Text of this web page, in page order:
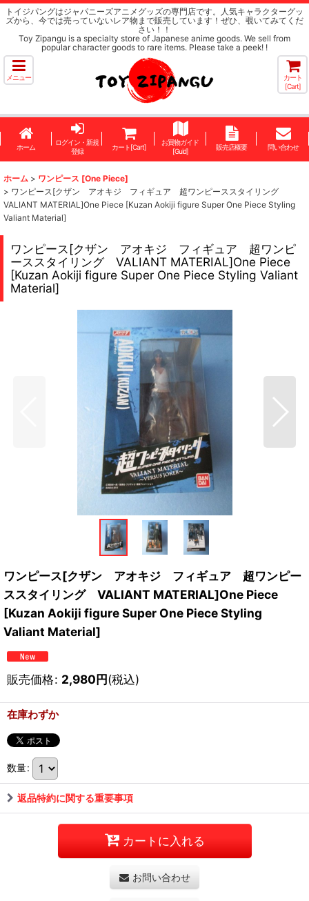
トイジパングはジャパニーズアニメグッズの専門店です。人気キャラクターグッ
ズから、今では売っていないレア物まで販売しています！ぜひ、覗いてみてくだ
さい！！
Toy Zipangu is a specialty store of Japanese anime goods. We sell from
popular character goods to rare items. Please take a peek! !
メニュー
カート
[Cart]
ホーム
ログイン・新規
登録
カート[Cart]
お買物ガイド
[Guid]
販売店概要 問い合わせ
ホーム > ワンピース [One Piece]
> ワンピース[クザン アオキジ フィギュア 超ワンピーススタイリング
VALIANT MATERIAL]One Piece [Kuzan Aokiji figure Super One Piece Styling
Valiant Material]
ワンピース[クザン アオキジ フィギュア 超ワンピ
ーススタイリング VALIANT MATERIAL]One Piece
[Kuzan Aokiji figure Super One Piece Styling Valiant
Material]
ワンピース[クザン アオキジ フィギュア 超ワンピー
ススタイリング VALIANT MATERIAL]One Piece
[Kuzan Aokiji figure Super One Piece Styling
Valiant Material]
販売価格: 2,980円(税込)
在庫わずか
数量:
返品特約に関する重要事項
カートに入れる
お問い合わせ